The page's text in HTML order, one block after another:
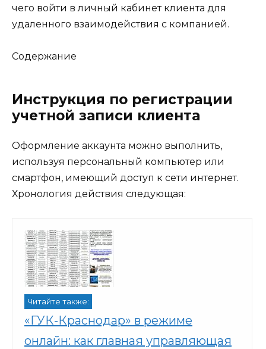
чего войти в личный кабинет клиента для
удаленного взаимодействия с компанией.
Содержание
Инструкция по регистрации
учетной записи клиента
Оформление аккаунта можно выполнить,
используя персональный компьютер или
смартфон, имеющий доступ к сети интернет.
Хронология действия следующая:
Читайте также:
«ГУК-Краснодар» в режиме
онлайн: как главная управляющая